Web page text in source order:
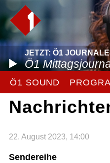
JETZT: Ö1 JOURNALE
Ö1
Ö1 SOUND
22. August 2023, 14:00
Sendereihe